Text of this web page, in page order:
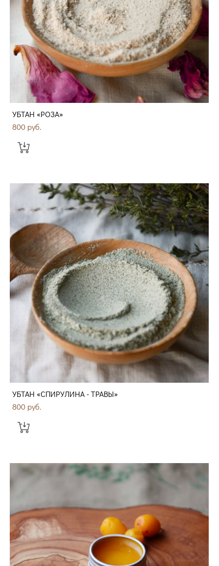
УБТАН «РОЗА»
800 pуб.
УБТАН «СПИРУЛИНА - ТРАВЫ»
800 pуб.